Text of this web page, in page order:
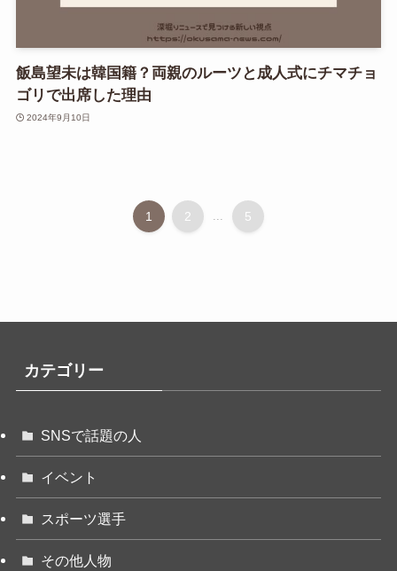
飯島望未は韓国籍？両親のルーツと成人式にチマチョ
ゴリで出席した理由
2024年9月10日
1 2 ... 5
カテゴリー
SNSで話題の人
イベント
スポーツ選手
その他人物